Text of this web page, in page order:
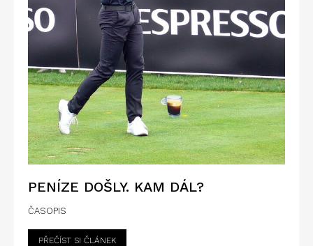
PENÍZE DOŠLY. KAM DÁL?
ČASOPIS
PŘEČÍST SI ČLÁNEK